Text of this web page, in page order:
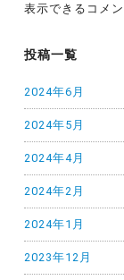
表示できるコメ
投稿一覧
2024年6月
2024年5月
2024年4月
2024年2月
2024年1月
2023年12月